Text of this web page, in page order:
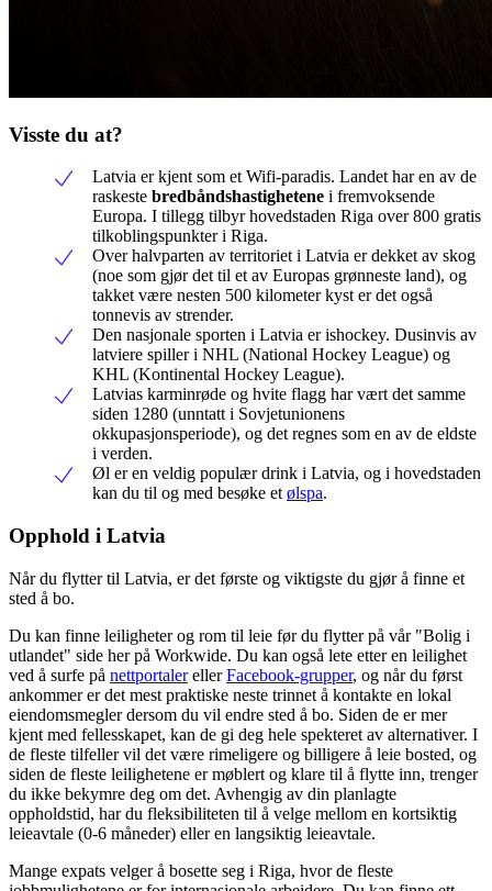
Visste du at?
Latvia er kjent som et Wifi-paradis. Landet har en av de
raskeste bredbåndshastighetene i fremvoksende
Europa. I tillegg tilbyr hovedstaden Riga over 800 gratis
tilkoblingspunkter i Riga.
Over halvparten av territoriet i Latvia er dekket av skog
(noe som gjør det til et av Europas grønneste land), og
takket være nesten 500 kilometer kyst er det også
tonnevis av strender.
Den nasjonale sporten i Latvia er ishockey. Dusinvis av
latviere spiller i NHL (National Hockey League) og
KHL (Kontinental Hockey League).
Latvias karminrøde og hvite flagg har vært det samme
siden 1280 (unntatt i Sovjetunionens
okkupasjonsperiode), og det regnes som en av de eldste
i verden.
Øl er en veldig populær drink i Latvia, og i hovedstaden
kan du til og med besøke etølspa.
Opphold i Latvia
Når du flytter til Latvia, er det første og viktigste du gjør å finne et
sted å bo.
Du kan finne leiligheter og rom til leie før du flytter på vår "Bolig i
utlandet" side her på Workwide. Du kan også lete etter en leilighet
ved å surfe på nettportalerellerFacebook-grupper, og når du først
ankommer er det mest praktiske neste trinnet å kontakte en lokal
eiendomsmegler dersom du vil endre sted å bo. Siden de er mer
kjent med fellesskapet, kan de gi deg hele spekteret av alternativer. I
de fleste tilfeller vil det være rimeligere og billigere å leie bosted, og
siden de fleste leilighetene er møblert og klare til å flytte inn, trenger
du ikke bekymre deg om det. Avhengig av din planlagte
oppholdstid, har du fleksibiliteten til å velge mellom en kortsiktig
leieavtale (0-6 måneder) eller en langsiktig leieavtale.
Mange expats velger å bosette seg i Riga, hvor de fleste